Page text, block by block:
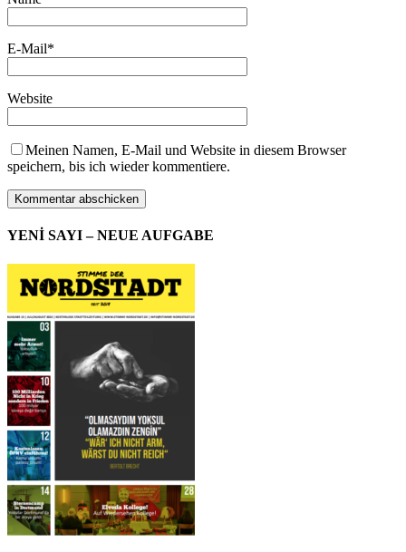
E-Mail*
Website
Meinen Namen, E-Mail und Website in diesem Browser
speichern, bis ich wieder kommentiere.
YENİ SAYI – NEUE AUFGABE